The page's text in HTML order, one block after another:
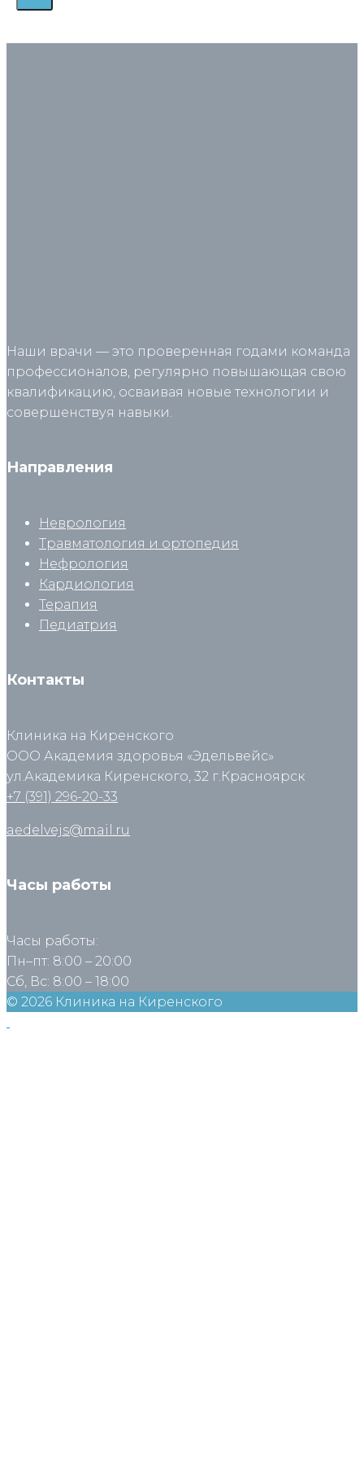
Наши врачи — это проверенная годами команда
профессионалов, регулярно повышающая свою
квалификацию, осваивая новые технологии и
совершенствуя навыки.
Направления
Неврология
Травматология и ортопедия
Нефрология
Кардиология
Терапия
Педиатрия
Контакты
Клиника на Киренского
ООО Академия здоровья «Эдельвейс»
ул.Академика Киренского, 32 г.Красноярск
+7 (391) 296-20-33
aedelvejs@mail.ru
Часы работы
Часы работы:
Пн–пт: 8:00 – 20:00
Сб, Вс: 8:00 – 18:00
© 2026 Клиника на Киренского